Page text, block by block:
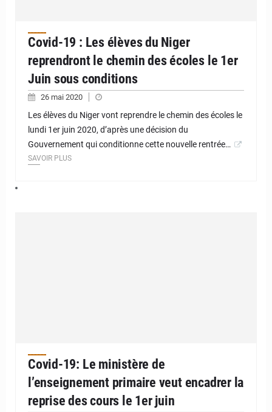
Covid-19 : Les élèves du Niger
reprendront le chemin des écoles le 1er
Juin sous conditions
26 mai 2020
Les élèves du Niger vont reprendre le chemin des écoles le
lundi 1er juin 2020, d’après une décision du
Gouvernement qui conditionne cette nouvelle rentrée…
SAVOIR PLUS
Covid-19: Le ministère de
l’enseignement primaire veut encadrer la
reprise des cours le 1er juin